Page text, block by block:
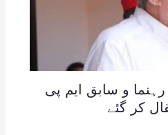
و سابق ایم پی
کر گئے